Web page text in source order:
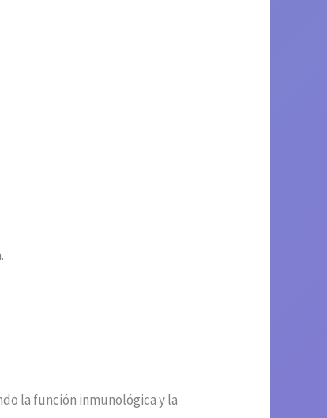
la función inmunológica y la